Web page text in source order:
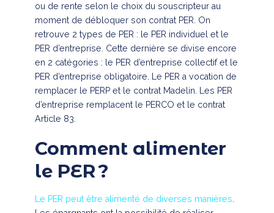
ou de rente selon le choix du souscripteur au
moment de débloquer son contrat PER. On
retrouve 2 types de PER : le PER individuel et le
PER d’entreprise. Cette dernière se divise encore
en 2 catégories : le PER d’entreprise collectif et le
PER d’entreprise obligatoire. Le PER a vocation de
remplacer le PERP et le contrat Madelin. Les PER
d’entreprise remplacent le PERCO et le contrat
Article 83.
Comment alimenter
le PER ?
Le PER peut être alimenté de diverses manières.